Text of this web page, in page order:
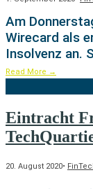
Am
Wirecard als
Insolvenz an.
Read More →
Eintracht
20. August 2020•